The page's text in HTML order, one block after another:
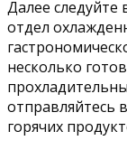
Далее
отдел
несколько
отправляйтесь
горячих